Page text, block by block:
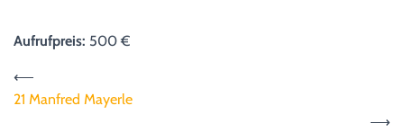
Aufrufpreis: 500 €
⟵
21 Manfred Mayerle
⟶